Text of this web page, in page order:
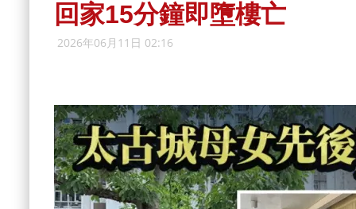
回家15分鐘即墮樓亡
2026年06月11日 02:16